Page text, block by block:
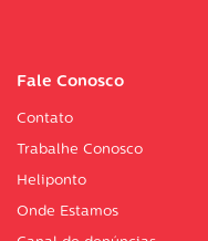
Fale Conosco
Contato
Trabalhe Conosco
Heliponto
Onde Estamos